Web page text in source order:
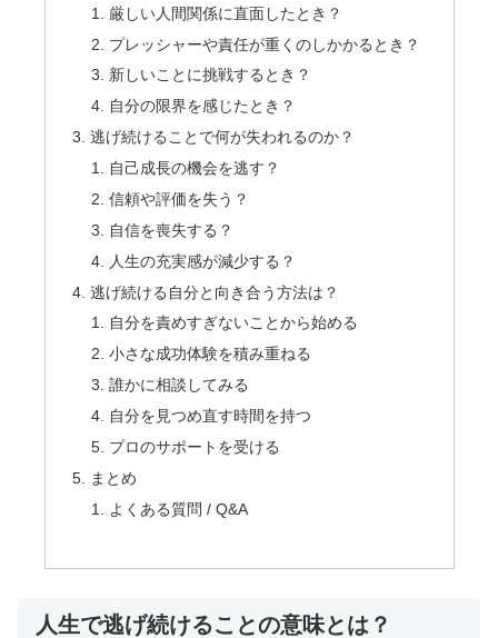
厳しい人間関係に直面したとき？
プレッシャーや責任が重くのしかかるとき？
新しいことに挑戦するとき？
自分の限界を感じたとき？
逃げ続けることで何が失われるのか？
自己成長の機会を逃す？
信頼や評価を失う？
自信を喪失する？
人生の充実感が減少する？
逃げ続ける自分と向き合う方法は？
自分を責めすぎないことから始める
小さな成功体験を積み重ねる
誰かに相談してみる
自分を見つめ直す時間を持つ
プロのサポートを受ける
まとめ
よくある質問 / Q&A
人生で逃げ続けることの意味とは？